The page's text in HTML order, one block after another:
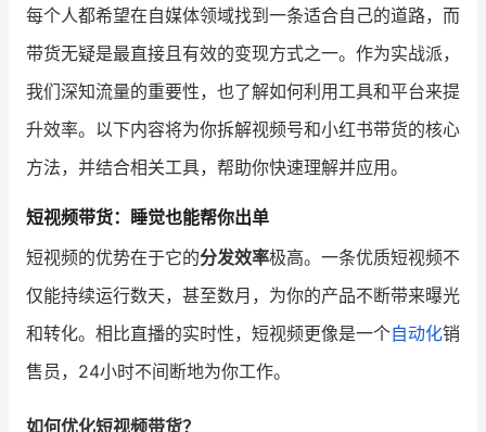
新零售资讯
培训课程
增长俱乐部
增长俱乐部 有赞商盟
商家社区 社群交流
每个人都希望在自媒体领域找到一条适合自己的道路，而
带货无疑是最直接且有效的变现方式之一。作为实战派，
我们深知流量的重要性，也了解如何利用工具和平台来提
升效率。以下内容将为你拆解视频号和小红书带货的核心
方法，并结合相关工具，帮助你快速理解并应用。
短视频带货：睡觉也能帮你出单
短视频的优势在于它的分发效率极高。一条优质短视频不
仅能持续运行数天，甚至数月，为你的产品不断带来曝光
和转化。相比直播的实时性，短视频更像是一个自动化销
售员，24小时不间断地为你工作。
如何优化短视频带货？